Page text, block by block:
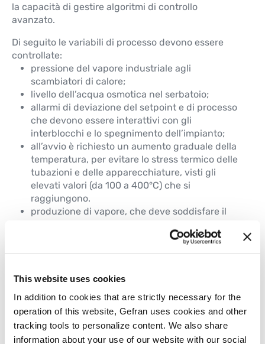
This website uses cookies
In addition to cookies that are strictly necessary for the
operation of this website, Gefran uses cookies and other
tracking tools to personalize content. We also share
information about your use of our website with our social
la capacità di gestire algoritmi di controllo
avanzato.
Di seguito le variabili di processo devono essere
controllate:
pressione del vapore industriale agli
scambiatori di calore;
livello dell’acqua osmotica nel serbatoio;
allarmi di deviazione del setpoint e di processo
che devono essere interattivi con gli
interblocchi e lo spegnimento dell’impianto;
all’avvio è richiesto un aumento graduale della
temperatura, per evitare lo stress termico delle
tubazioni e delle apparecchiature, visti gli
elevati valori (da 100 a 400°C) che si
raggiungono.
produzione di vapore, che deve soddisfare il
settimanale della sua domanda.
I benefici del prodotto
Regolatore modello 1850
Regolatore di processo con doppio PID.